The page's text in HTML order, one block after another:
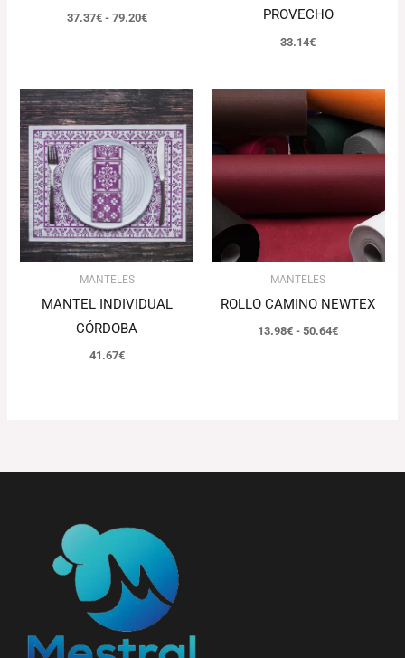
37.37€ - 79.20€
PROVECHO
33.14€
MANTELES
MANTEL INDIVIDUAL
CÓRDOBA
41.67€
MANTELES
ROLLO CAMINO NEWTEX
13.98€ - 50.64€
Rango
de
precios:
desde
13.98€
hasta